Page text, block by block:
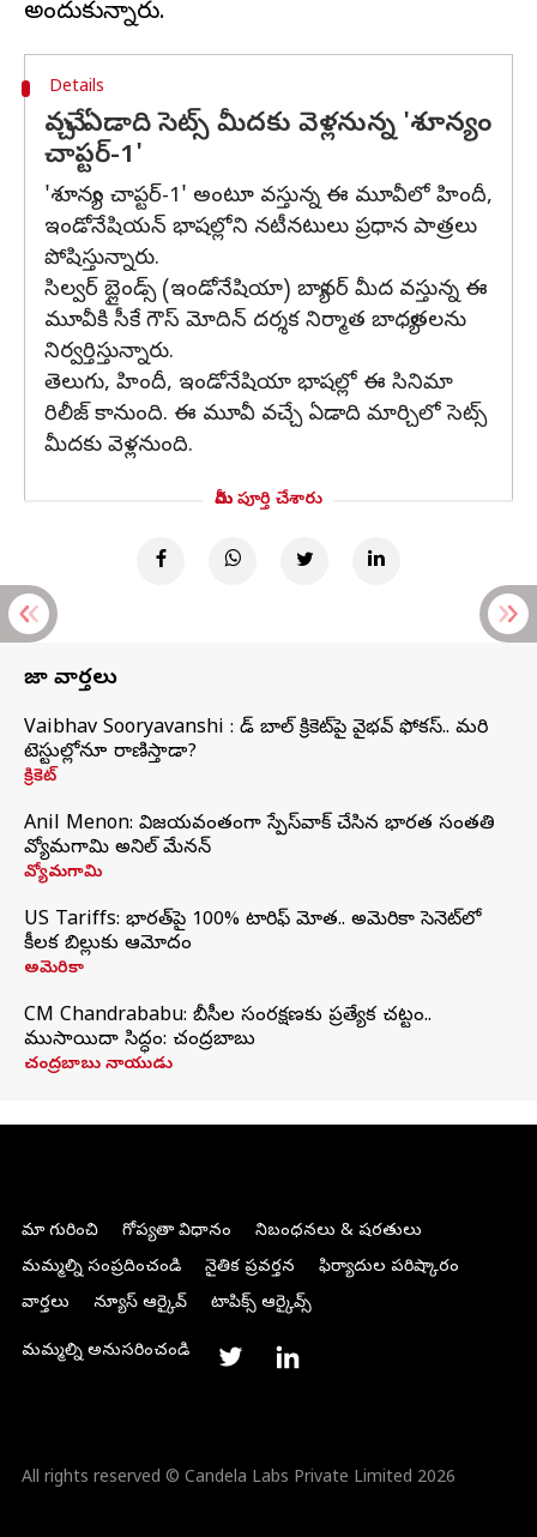
Details
వచ్చే ఏడాది సెట్స్ మీదకు వెళ్లనున్న 'శూన్యం
చాప్టర్-1'
'శూన్యం చాప్టర్-1' అంటూ వస్తున్న ఈ మూవీలో హిందీ,
ఇండోనేషియన్ భాషల్లోని నటీనటులు ప్రధాన పాత్రలు
పోషిస్తున్నారు.
సిల్వర్ బ్లైండ్స్ (ఇండోనేషియా) బ్యానర్ మీద వస్తున్న ఈ
మూవీకి సీకే గౌస్ మోదిన్ దర్శక నిర్మాత బాధ్యతలను
నిర్వర్తిస్తున్నారు.
తెలుగు, హిందీ, ఇండోనేషియా భాషల్లో ఈ సినిమా
రిలీజ్ కానుంది. ఈ మూవీ వచ్చే ఏడాది మార్చిలో సెట్స్
మీదకు వెళ్లనుంది.
మీరు పూర్తి చేశారు
తాజా వార్తలు
Vaibhav Sooryavanshi : రెడ్ బాల్ క్రికెట్‌పై వైభవ్ ఫోకస్.. మరి
టెస్టుల్లోనూ రాణిస్తాడా?
క్రికెట్
Anil Menon: విజయవంతంగా స్పేస్‌వాక్‌ చేసిన భారత సంతతి
వ్యోమగామి అనిల్‌ మేనన్
వ్యోమగామి
US Tariffs: భారత్‌పై 100% టారిఫ్‌ మోత.. అమెరికా సెనెట్‌లో
కీలక బిల్లుకు ఆమోదం
అమెరికా
CM Chandrababu: బీసీల సంరక్షణకు ప్రత్యేక చట్టం..
ముసాయిదా సిద్ధం: చంద్రబాబు
చంద్రబాబు నాయుడు
మా గురించి గోప్యతా విధానం
నిబంధనలు & షరతులు
మమ్మల్ని సంప్రదించండి
నైతిక ప్రవర్తన
ఫిర్యాదుల పరిష్కారం
వార్తలు
న్యూస్ ఆర్కైవ్ టాపిక్స్ ఆర్కైవ్స్
మమ్మల్ని అనుసరించండి
All rights reserved © Candela Labs Private Limited 2026